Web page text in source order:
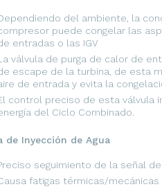
del ambiente, la
puede congelar las
entradas o las IGV
válvula de purga de calor de
escape de la turbina, de esta
de entrada y evita la
control preciso de esta válvula
del Ciclo Combinado.
de Inyección de Agua
seguimiento de la señal
fatigas térmicas/